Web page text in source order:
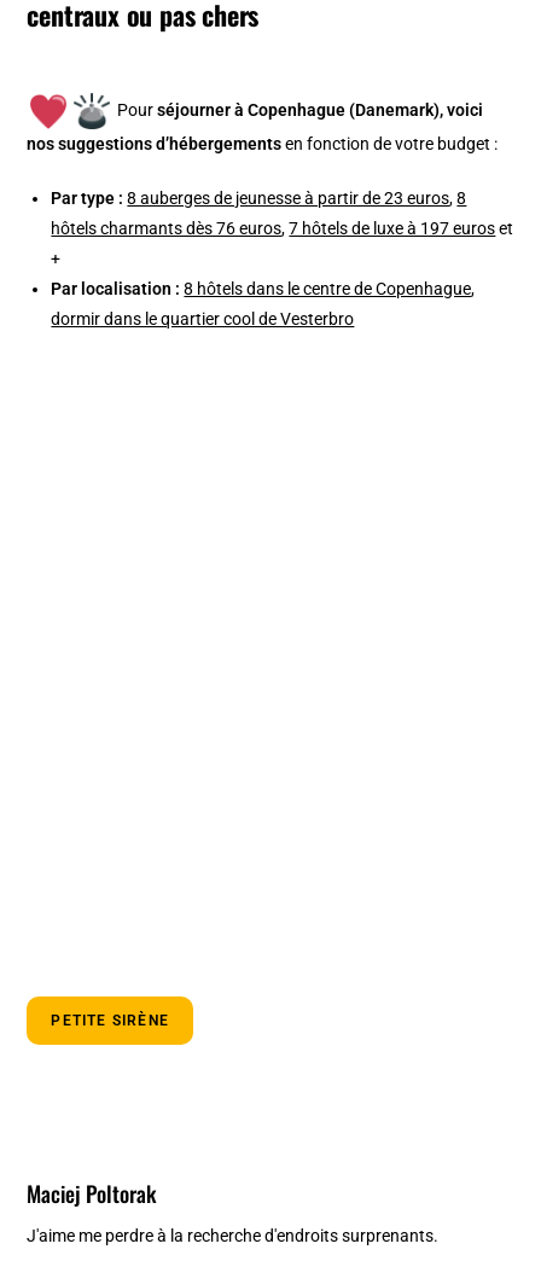
centraux ou pas chers
Pourséjourner à Copenhague (Danemark), voici
nos suggestions d’hébergements en fonction de votre budget :
Par type :8 auberges de jeunesse à partir de 23 euros,8
hôtels charmants dès 76 euros,7 hôtels de luxe à 197 euroset
+
Par localisation :8 hôtels dans le centre de Copenhague,
dormir dans le quartier cool de Vesterbro
PETITE SIRÈNE
Maciej Poltorak
J'aime me perdre à la recherche d'endroits surprenants.